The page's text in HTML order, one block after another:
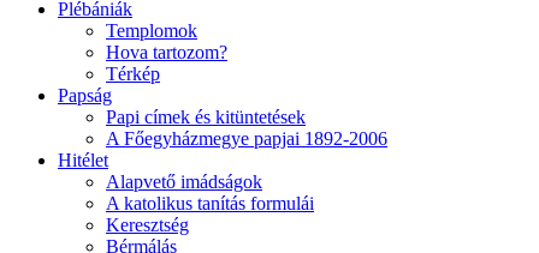
Plébániák
Templomok
Hova tartozom?
Térkép
Papság
Papi címek és kitüntetések
A Főegyházmegye papjai 1892-2006
Hitélet
Alapvető imádságok
A katolikus tanítás formulái
Keresztség
Bérmálás